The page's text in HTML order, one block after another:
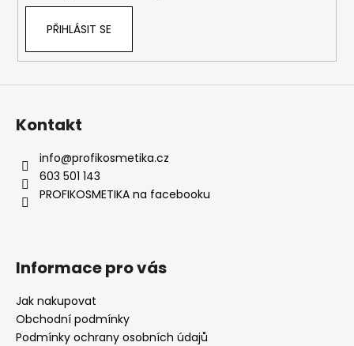
ý
p
PŘIHLÁSIT SE
Kontakt
info@profikosmetika.cz
603 501 143
PROFIKOSMETIKA na facebooku
Informace pro vás
Jak nakupovat
Obchodní podmínky
Podmínky ochrany osobních údajů